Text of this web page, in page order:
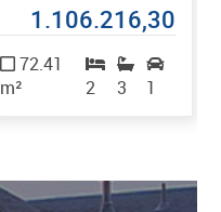
1.106.216,30
72.41
m²
2 3 1